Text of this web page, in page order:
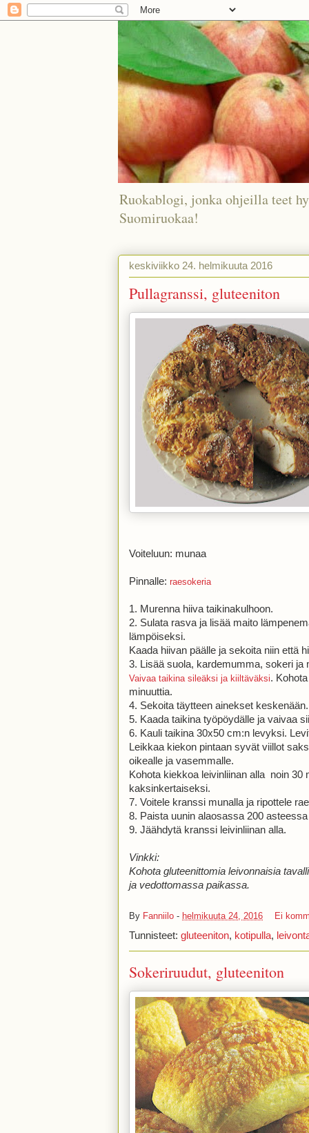
Ruokablogi, jonka ohjeilla teet
Suomiruokaa!
keskiviikko 24. helmikuuta 2016
Pullagranssi, gluteeniton
Voiteluun: munaa
Pinnalle: raesokeria
1. Murenna hiiva taikinakulhoon.
2. Sulata rasva ja lisää maito
lämpöiseksi.
Kaada hiivan päälle ja sekoita niin että
3. Lisää suola, kardemumma, sokeri ja
Vaivaa taikina sileäksi ja kiiltäväksi.
minuuttia.
4. Sekoita täytteen ainekset keskenään.
5. Kaada taikina työpöydälle ja vaivaa
6. Kauli taikina 30x50 cm:n levyksi.
Leikkaa kiekon pintaan syvät viillot
oikealle ja vasemmalle.
Kohota kiekkoa leivinliinan alla noin 30
kaksinkertaiseksi.
7. Voitele kranssi munalla ja ripottele
8. Paista uunin alaosassa 200
9. Jäähdytä kranssi leivinliinan alla.
Vinkki:
Kohota gluteenittomia leivonnaisia
ja vedottomassa paikassa.
By Fanniilo - helmikuuta 24, 2016 Ei
Tunnisteet: gluteeniton, kotipulla,
Sokeriruudut, gluteeniton